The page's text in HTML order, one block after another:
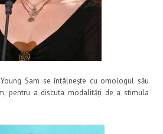
Sam se întâlnește cu omologul său
pentru a discuta modalități de a stimula